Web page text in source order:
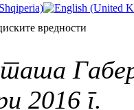
вредности
2016 г.